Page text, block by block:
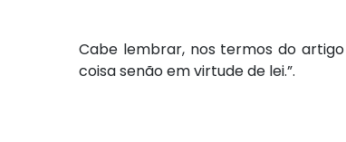
Cabe lembrar, nos termos do artigo
coisa senão em virtude de lei.”.